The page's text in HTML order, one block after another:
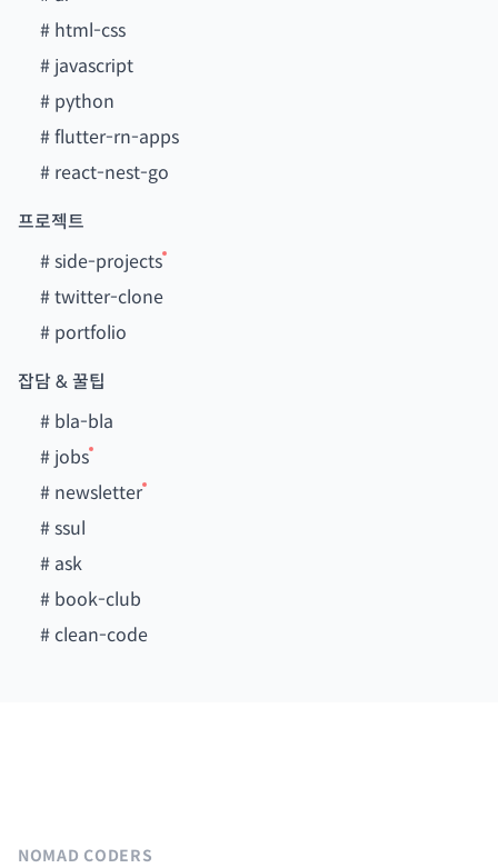
# html-css
# javascript
# python
#flutter-rn-apps
# react-nest-go
프로젝트
#side-projects
#twitter-clone
# portfolio
잡담 & 꿀팁
# bla-bla
# jobs
# newsletter
#ssul
# ask
# book-club
#clean-code
NOMAD CODERS